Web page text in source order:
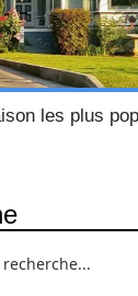
les plus